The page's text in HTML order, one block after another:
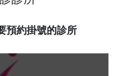
預約掛號的診所